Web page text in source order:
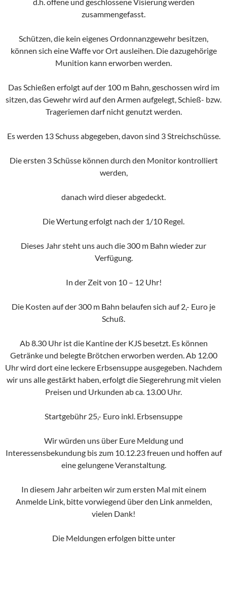
zusammengefasst.
Schützen, die kein eigenes Ordonnanzgewehr besitzen,
können sich eine Waffe vor Ort ausleihen. Die dazugehörige
Munition kann erworben werden.
Das Schießen erfolgt auf der 100 m Bahn, geschossen wird im
sitzen, das Gewehr wird auf den Armen aufgelegt, Schieß- bzw.
Trageriemen darf nicht genutzt werden.
Es werden 13 Schuss abgegeben, davon sind 3 Streichschüsse.
Die ersten 3 Schüsse können durch den Monitor kontrolliert
werden,
danach wird dieser abgedeckt.
Die Wertung erfolgt nach der 1/10 Regel.
Dieses Jahr steht uns auch die 300 m Bahn wieder zur
Verfügung.
In der Zeit von 10 – 12 Uhr!
Die Kosten auf der 300 m Bahn belaufen sich auf 2,- Euro je
Schuß.
Ab 8.30 Uhr ist die Kantine der KJS besetzt. Es können
Getränke und belegte Brötchen erworben werden. Ab 12.00
Uhr wird dort eine leckere Erbsensuppe ausgegeben. Nachdem
wir uns alle gestärkt haben, erfolgt die Siegerehrung mit vielen
Preisen und Urkunden ab ca. 13.00 Uhr.
Startgebühr 25,- Euro inkl. Erbsensuppe
Wir würden uns über Eure Meldung und
Interessensbekundung bis zum 10.12.23 freuen und hoffen auf
eine gelungene Veranstaltung.
In diesem Jahr arbeiten wir zum ersten Mal mit einem
Anmelde Link, bitte vorwiegend über den Link anmelden,
vielen Dank!
Die Meldungen erfolgen bitte unter